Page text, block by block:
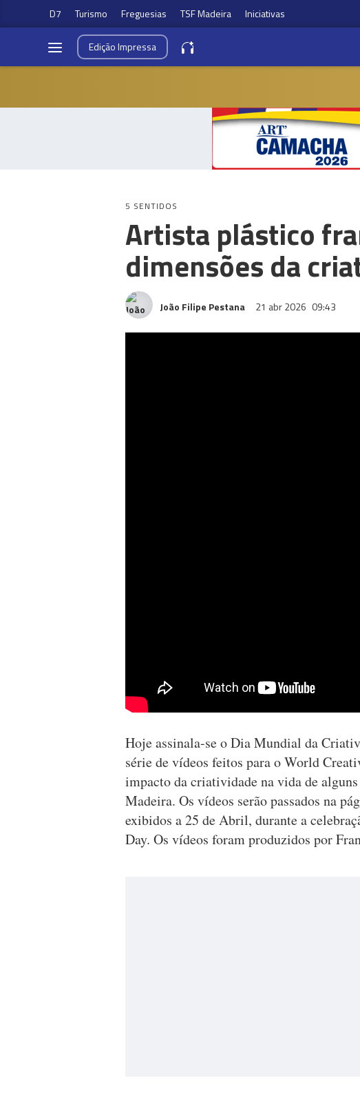
D7 Turismo Freguesias TSF Madeira Iniciativas
EdiçãoImpressa
5 SENTIDOS
Artista plástico
dimensões da
João Filipe Pestana 21 abr 2026 09:43
Hoje assinala-se o Dia Mundial da
série de vídeos feitos para o World
impacto da criatividade na vida de
Madeira. Os vídeos serão passados na
exibidos a 25 de Abril, durante a
Day. Os vídeos foram produzidos por